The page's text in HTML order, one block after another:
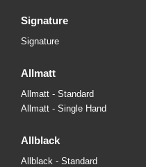
signature
Signature
allmatt
Allmatt - Standard
Allmatt - Single Hand
allblack
Allblack - Standard